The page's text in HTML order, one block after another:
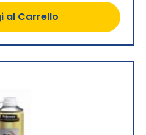
al Carrello